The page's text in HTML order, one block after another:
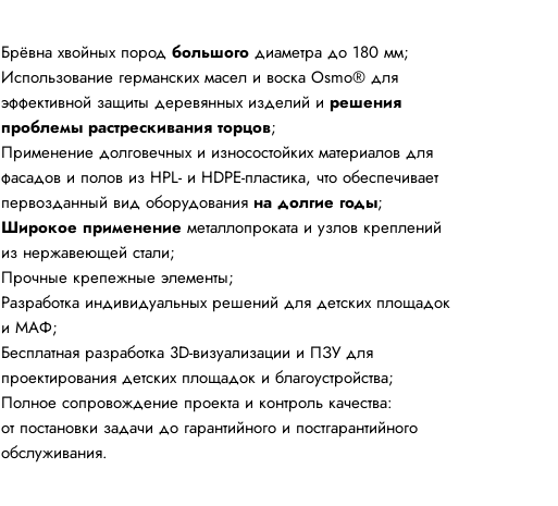
Брёвна хвойных пород большого диаметра до 180 мм;
Использование германских масел и воска Osmo® для
эффективной защиты деревянных изделий и решения
проблемы растрескивания торцов;
Применение долговечных и износостойких материалов для
фасадов и полов из HPL- и HDPE-пластика, что обеспечивает
первозданный вид оборудования на долгие годы;
Широкое применение металлопроката и узлов креплений
из нержавеющей стали;
Прочные крепежные элементы;
Разработка индивидуальных решений для детских площадок
и МАФ;
Бесплатная разработка 3D-визуализации и ПЗУ для
проектирования детских площадок и благоустройства;
Полное сопровождение проекта и контроль качества:
от постановки задачи до гарантийного и постгарантийного
обслуживания.